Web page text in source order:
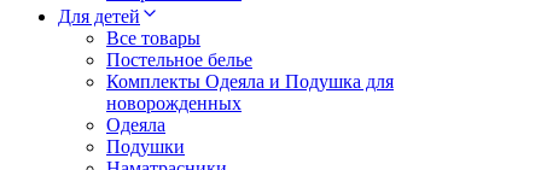
Для детей
Все товары
Постельное белье
Комплекты Одеяла и Подушка для
новорожденных
Одеяла
Подушки